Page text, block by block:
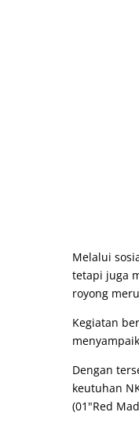
Melalui
tetapi juga
royong
Kegiatan
Dengan
keutuhan
(01"Red